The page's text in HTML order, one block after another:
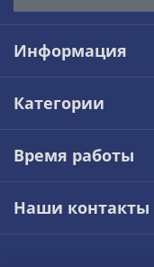
Информация
Категории
Время работы
Наши контакты